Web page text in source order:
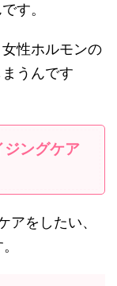
す。
性ホルモンの
うんです
ングケア
アをしたい、